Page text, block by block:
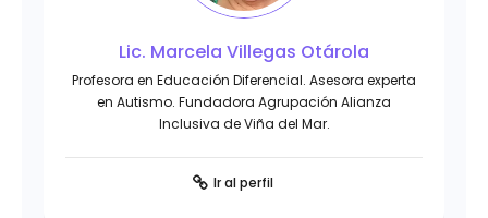
Lic. Marcela Villegas Otárola
Profesora en Educación Diferencial. Asesora experta
en Autismo. Fundadora Agrupación Alianza
Inclusiva de Viña del Mar.
Ir al perfil